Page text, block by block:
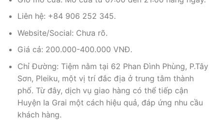
Liên hệ: +84 906 252 345.
Website/Social: Chưa rõ.
Giá cả: 200.000-400.000 VNĐ.
Chỉ Đường: Tiệm nằm tại 62 Phan Đình Phùng, P.Tây
Sơn, Pleiku, một vị trí đắc địa ở trung tâm thành
phố. Từ đây, dịch vụ giao hàng có thể tiếp cận
Huyện Ia Grai một cách hiệu quả, đáp ứng nhu cầu
khách hàng.